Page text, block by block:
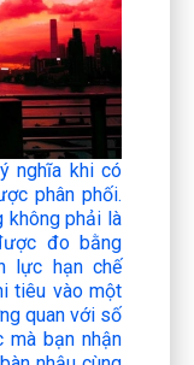
nghĩa khi có
phân phối.
không phải là
đo bằng
lực hạn chế
tiêu vào một
quan với số
mà bạn nhận